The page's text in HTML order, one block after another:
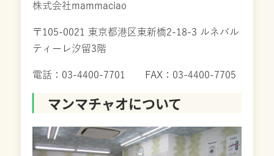
株式会社mammaciao
〒105-0021 東京都港区東新橋2-18-3 ルネパル
ティーレ汐留3階
電話：03-4400-7701 FAX：03-4400-7705
マンマチャオについて